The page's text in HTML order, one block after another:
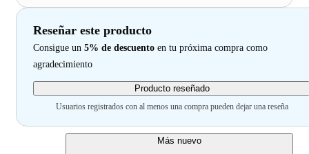
Reseñar este producto
Consigue un 5% de descuento en tu próxima compra como
agradecimiento
Producto reseñado
Usuarios registrados con al menos una compra pueden dejar una reseña
Más nuevo